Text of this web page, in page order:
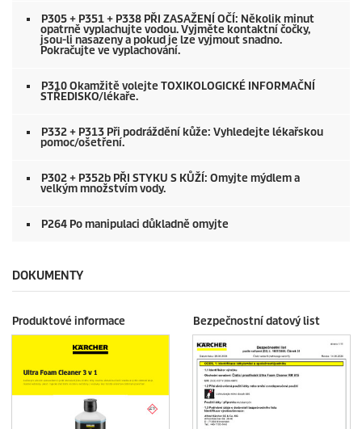
P305 + P351 + P338 PŘI ZASAŽENÍ OČÍ: Několik minut
opatrně vyplachujte vodou. Vyjměte kontaktní čočky,
jsou-li nasazeny a pokud je lze vyjmout snadno.
Pokračujte ve vyplachování.
P310 Okamžitě volejte TOXIKOLOGICKÉ INFORMAČNÍ
STŘEDISKO/lékaře.
P332 + P313 Při podráždění kůže: Vyhledejte lékařskou
pomoc/ošetření.
P302 + P352b PŘI STYKU S KŮŽÍ: Omyjte mýdlem a
velkým množstvím vody.
P264 Po manipulaci důkladně omyjte
DOKUMENTY
Produktové informace Bezpečnostní datový list